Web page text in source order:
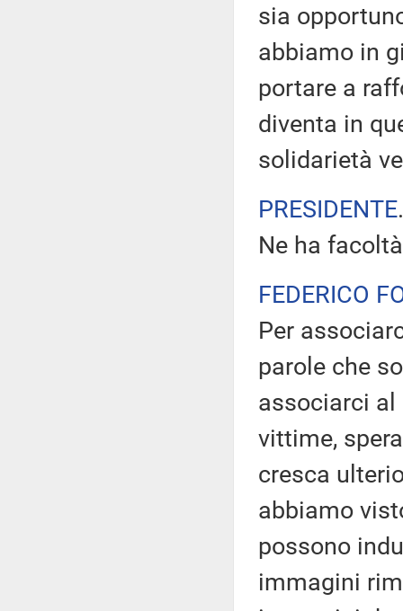
sia
abbiamo in
portare a
diventa in
solidarietà
PRESIDENTE
Ne ha
FEDERICO
Per
parole che
associarci al
vittime,
cresca
abbiamo
possono
immagini